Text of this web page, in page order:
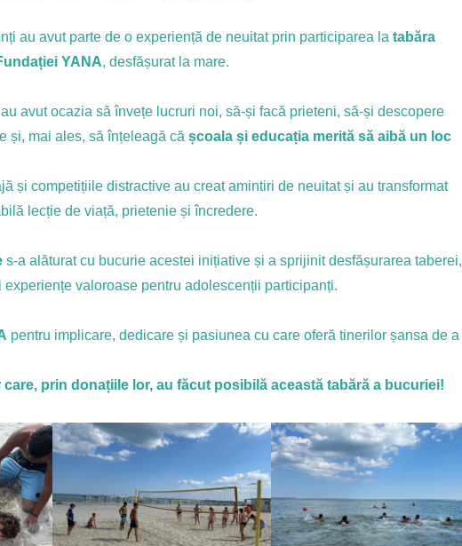
au avut parte de o experiență de neuitat prin participarea la tabăra
YANA, desfășurat la mare.
avut ocazia să învețe lucruri noi, să-și facă prieteni, să-și descopere
și, mai ales, să înțeleagă că școala și educația merită să aibă un loc
și competițiile distractive au creat amintiri de neuitat și au transformat
lecție de viață, prietenie și încredere.
s-a alăturat cu bucurie acestei inițiative și a sprijinit desfășurarea taberei,
valoroase pentru adolescenții participanți.
pentru implicare, dedicare și pasiunea cu care oferă tinerilor șansa de a
prin donațiile lor, au făcut posibilă această tabără a bucuriei!